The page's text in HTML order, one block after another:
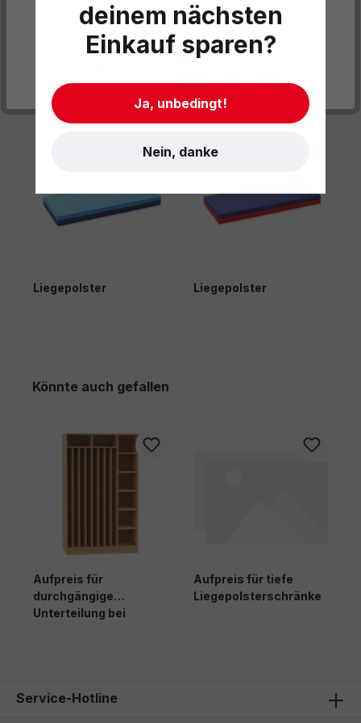
Produktgalerie überspringen
Gleich mitbestellen
Liegepolster Liegepolster
Produktgalerie überspringen
Könnte auch gefallen
Aufpreis für
durchgängige
Unterteilung bei
Aufpreis für tiefe
Liegepolsterschränke
Service-Hotline
Datenschutzeinstellungen
Cookies akzeptieren
- Impressum - AGB - Datenschutz
deinem nächsten
Einkauf sparen?
Ja, unbedingt!
Nein, danke